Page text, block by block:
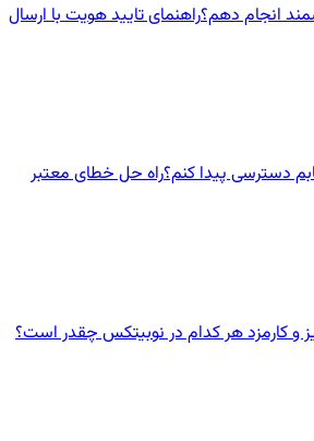
انجام دهم؟راهنمای تایید هویت با ارسال
دسترسی پیدا کنم؟راه حل خطای معتبر
کارمزد هر کدام در نوبیتکس چقدر است؟